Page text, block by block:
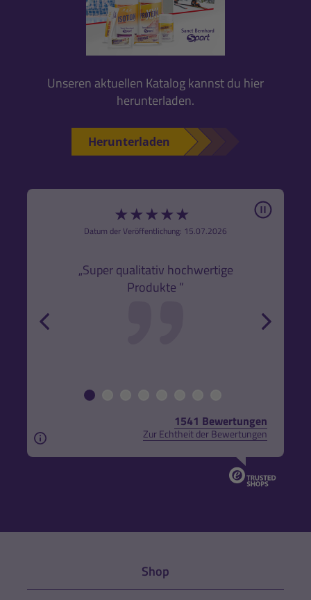
Unseren aktuellen Katalog kannst du hier
herunterladen.
Herunterladen
★★★★★
Datum der Veröffentlichung: 15.07.2026
„Super qualitativ hochwertige
Produkte ”
Pause
1541 Bewertungen
Zur Echtheit der Bewertungen
Aus rechtlichen Gründen weisen wir darauf hin,
Shop